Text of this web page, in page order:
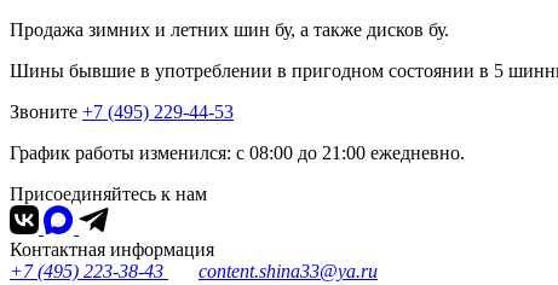
Продажа зимних и летних шин бу, а также дисков бу.
Шины бывшие в употреблении в пригодном состоянии в 5
Звоните +7 (495) 229-44-53
График работы изменился: с 08:00 до 21:00 ежедневно.
Присоединяйтесь к нам
Контактная информация
+7 (495) 223-38-43
content.shina33@ya.ru